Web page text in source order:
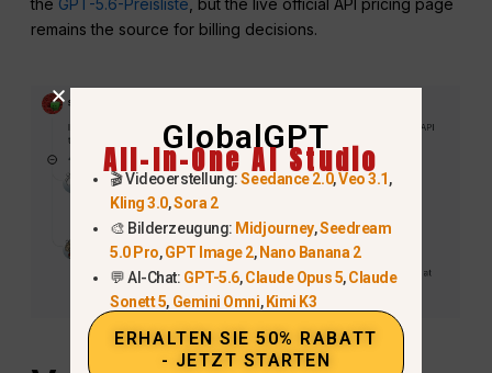
the GPT-5.6-Preisliste , but the live official API pricing page
remains the source for billing decisions.
GlobalGPT
All-In-One AI Studio
🎬 Videoerstellung:Seedance 2.0,Veo 3.1,
Kling 3.0,Sora 2
🎨 Bilderzeugung: Midjourney,Seedream
5.0 Pro,GPT Image 2,Nano Banana 2
💬 AI-Chat: GPT-5.6,Claude Opus 5,Claude
Sonett 5, Gemini Omni,Kimi K3
ERHALTEN SIE 50% RABATT
- JETZT STARTEN